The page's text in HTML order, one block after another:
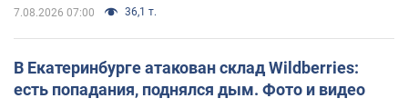
7.08.2026 07:00 36,1 т.
В Екатеринбурге атакован склад Wildberries:
есть попадания, поднялся дым. Фото и видео